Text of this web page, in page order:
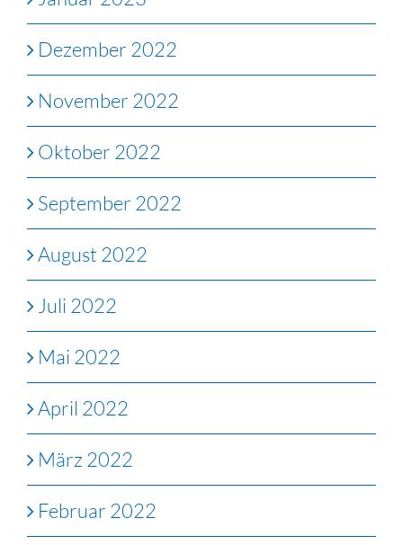
Dezember 2022
November 2022
Oktober 2022
September 2022
August 2022
Juli 2022
Mai 2022
April 2022
März 2022
Februar 2022